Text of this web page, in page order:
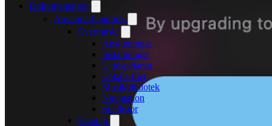
Dokumentation
Användarhandbok
Evermusic
Anslutningar
Inställningar
Ljudspelaren
Lokala filer
Musikbibliotek
Navigation
Spellistor
Evertag